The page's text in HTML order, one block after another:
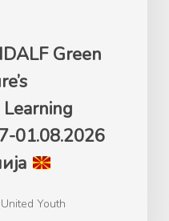
Green
01.08.2026
Youth